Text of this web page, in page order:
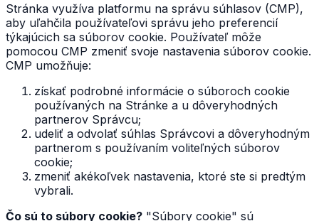
Stránka využíva platformu na správu súhlasov (CMP),
aby uľahčila používateľovi správu jeho preferencií
týkajúcich sa súborov cookie. Používateľ môže
pomocou CMP zmeniť svoje nastavenia súborov cookie.
CMP umožňuje:
získať podrobné informácie o súboroch cookie
používaných na Stránke a u dôveryhodných
partnerov Správcu;
udeliť a odvolať súhlas Správcovi a dôveryhodným
partnerom s používaním voliteľných súborov
cookie;
zmeniť akékoľvek nastavenia, ktoré ste si predtým
vybrali.
Čo sú to súbory cookie? "Súbory cookie" sú